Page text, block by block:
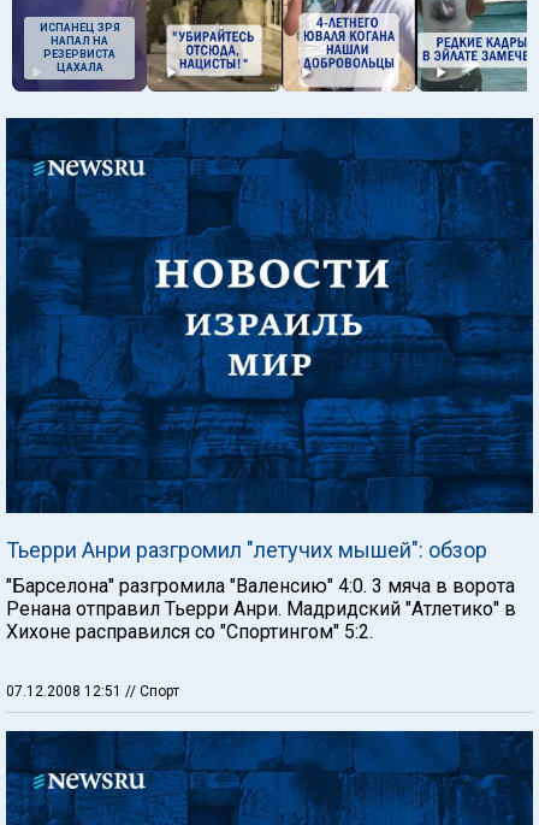
ИСПАНЕЦ ЗРЯ
НАПАЛ НА
РЕЗЕРВИСТА
ЦАХАЛА
Тьерри Анри разгромил "летучих мышей": обзор
"Барселона" разгромила "Валенсию" 4:0. 3 мяча в ворота
Ренана отправил Тьерри Анри. Мадридский "Атлетико" в
Хихоне расправился со "Спортингом" 5:2.
07.12.2008 12:51 // Спорт